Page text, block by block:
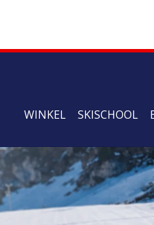
WINKEL SKISCHOOL